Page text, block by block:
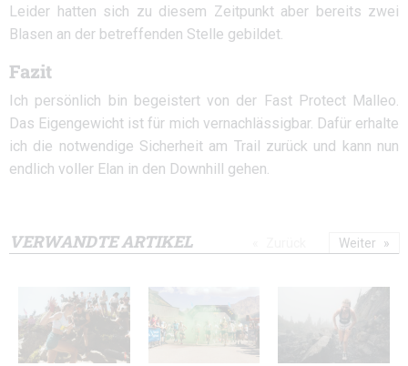
Leider hatten sich zu diesem Zeitpunkt aber bereits zwei
Blasen an der betreffenden Stelle gebildet.
Fazit
Ich persönlich bin begeistert von der Fast Protect Malleo.
Das Eigengewicht ist für mich vernachlässigbar. Dafür erhalte
ich die notwendige Sicherheit am Trail zurück und kann nun
endlich voller Elan in den Downhill gehen.
VERWANDTE ARTIKEL Weiter